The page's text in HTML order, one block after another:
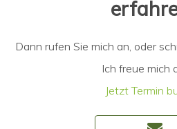
Dann rufen Sie mich an, oder
Ich freue mich
Jetzt Termin